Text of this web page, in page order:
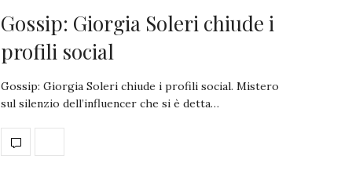
Gossip: Giorgia Soleri chiude i
profili social
Gossip: Giorgia Soleri chiude i profili social. Mistero
sul silenzio dell’influencer che si è detta…